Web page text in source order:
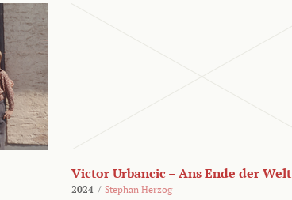
Victor Urbancic – Ans Ende der Welt
2024 / Stephan Herzog